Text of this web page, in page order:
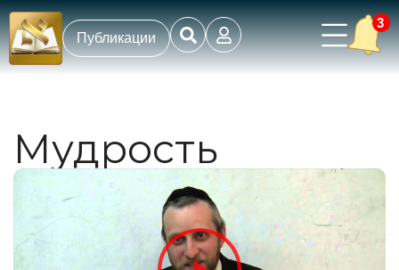
Публикации
3
Мудрость